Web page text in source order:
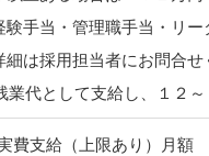
手当・管理職手当・リー
は採用担当者にお問合
業代として支給し、１２
費支給（上限あり）月